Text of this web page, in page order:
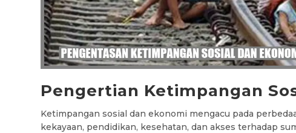
Pengertian Ketimpangan
Ketimpangan sosial dan ekonomi mengacu pada
kekayaan, pendidikan, kesehatan, dan akses terhadap